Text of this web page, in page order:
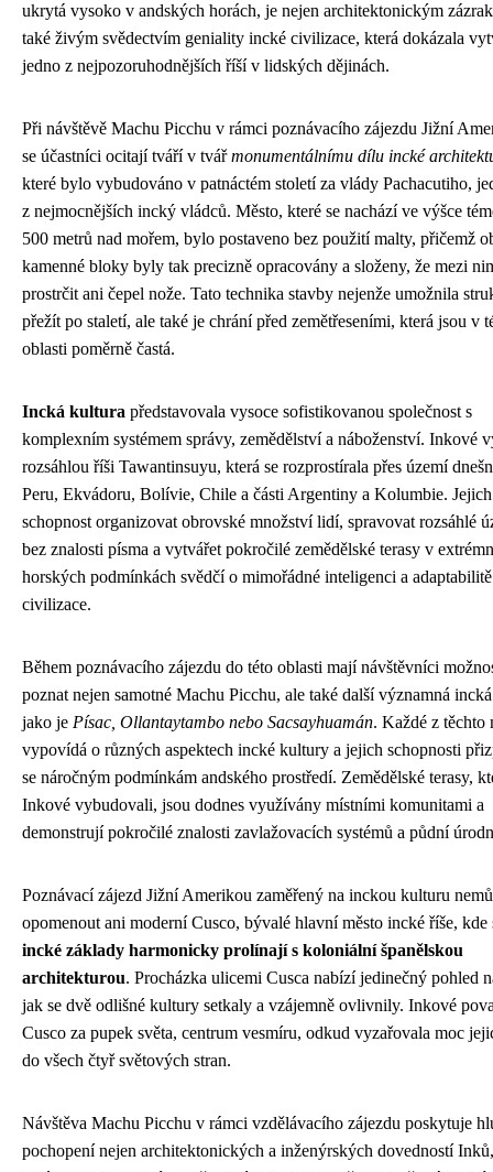
ukrytá vysoko v andských horách, je nejen architektonickým
také živým svědectvím geniality incké civilizace, která dokázala
jedno z nejpozoruhodnějších říší v lidských dějinách.
Při návštěvě Machu Picchu v rámci poznávacího zájezdu Jižní
se účastníci ocitají tváří v tvářmonumentálnímu dílu incké
které bylo vybudováno v patnáctém století za vlády Pachacutiho,
z nejmocnějších incký vládců. Město, které se nachází ve výšce
500 metrů nad mořem, bylo postaveno bez použití malty, přičemž
kamenné bloky byly tak precizně opracovány a složeny, že mezi
prostrčit ani čepel nože. Tato technika stavby nejenže umožnila
přežít po staletí, ale také je chrání před zemětřeseními, která jsou v
oblasti poměrně častá.
Incká kultura představovala vysoce sofistikovanou společnost s
komplexním systémem správy, zemědělství a náboženství. Inkové
rozsáhlou říši Tawantinsuyu, která se rozprostírala přes území
Peru, Ekvádoru, Bolívie, Chile a části Argentiny a Kolumbie. Jejich
schopnost organizovat obrovské množství lidí, spravovat rozsáhlé
bez znalosti písma a vytvářet pokročilé zemědělské terasy v
horských podmínkách svědčí o mimořádné inteligenci a
civilizace.
Během poznávacího zájezdu do této oblasti mají návštěvníci
poznat nejen samotné Machu Picchu, ale také další významná
jako je Písac, Ollantaytambo nebo Sacsayhuamán. Každé z těchto
vypovídá o různých aspektech incké kultury a jejich schopnosti
se náročným podmínkám andského prostředí. Zemědělské terasy,
Inkové vybudovali, jsou dodnes využívány místními komunitami a
demonstrují pokročilé znalosti zavlažovacích systémů a půdní
Poznávací zájezd Jižní Amerikou zaměřený na inckou kulturu
opomenout ani moderní Cusco, bývalé hlavní město incké říše, kde
incké základy harmonicky prolínají s koloniální španělskou
architekturou. Procházka ulicemi Cusca nabízí jedinečný pohled
jak se dvě odlišné kultury setkaly a vzájemně ovlivnily. Inkové
Cusco za pupek světa, centrum vesmíru, odkud vyzařovala moc
do všech čtyř světových stran.
Návštěva Machu Picchu v rámci vzdělávacího zájezdu poskytuje
pochopení nejen architektonických a inženýrských dovedností